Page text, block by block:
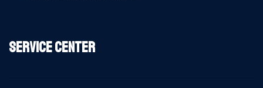
Service Center